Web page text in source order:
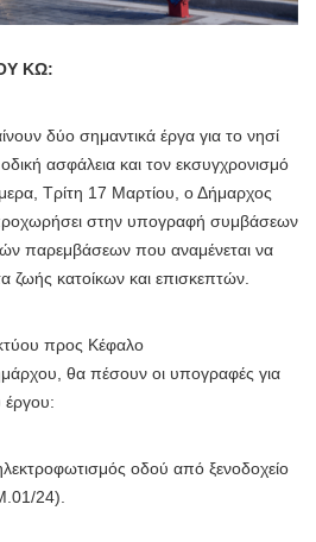
ΚΩ:
δύο σημαντικά έργα για το νησί
ασφάλεια και τον εκσυγχρονισμό
Τρίτη 17 Μαρτίου, ο Δήμαρχος
στην υπογραφή συμβάσεων
παρεμβάσεων που αναμένεται να
ζωής κατοίκων και επισκεπτών.
προς Κέφαλο
θα πέσουν οι υπογραφές για
έργου:
οδού από ξενοδοχείο
24).